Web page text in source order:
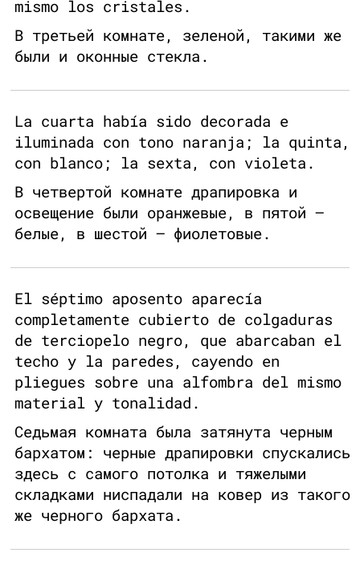
mismo los cristales.
В третьей комнате, зеленой, такими же
были и оконные стекла.
La cuarta había sido decorada e
iluminada con tono naranja; la quinta,
con blanco; la sexta, con violeta.
В четвертой комнате драпировка и
освещение были оранжевые, в пятой —
белые, в шестой — фиолетовые.
El séptimo aposento aparecía
completamente cubierto de colgaduras
de terciopelo negro, que abarcaban el
techo y la paredes, cayendo en
pliegues sobre una alfombra del mismo
material y tonalidad.
Седьмая комната была затянута черным
бархатом: черные драпировки спускались
здесь с самого потолка и тяжелыми
складками ниспадали на ковер из такого
же черного бархата.